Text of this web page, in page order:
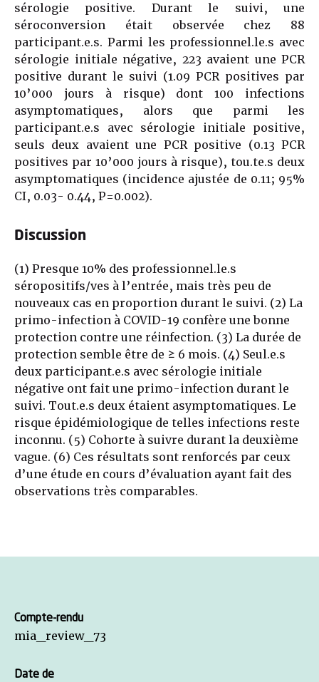
sérologie positive. Durant le suivi, une
séroconversion était observée chez 88
participant.e.s. Parmi les professionnel.le.s avec
sérologie initiale négative, 223 avaient une PCR
positive durant le suivi (1.09 PCR positives par
10’000 jours à risque) dont 100 infections
asymptomatiques, alors que parmi les
participant.e.s avec sérologie initiale positive,
seuls deux avaient une PCR positive (0.13 PCR
positives par 10’000 jours à risque), tou.te.s deux
asymptomatiques (incidence ajustée de 0.11; 95%
CI, 0.03- 0.44, P=0.002).
Discussion
(1) Presque 10% des professionnel.le.s
séropositifs/ves à l’entrée, mais très peu de
nouveaux cas en proportion durant le suivi. (2) La
primo-infection à COVID-19 confère une bonne
protection contre une réinfection. (3) La durée de
protection semble être de ≥ 6 mois. (4) Seul.e.s
deux participant.e.s avec sérologie initiale
négative ont fait une primo-infection durant le
suivi. Tout.e.s deux étaient asymptomatiques. Le
risque épidémiologique de telles infections reste
inconnu. (5) Cohorte à suivre durant la deuxième
vague. (6) Ces résultats sont renforcés par ceux
d’une étude en cours d’évaluation ayant fait des
observations très comparables.
Compte-rendu
mia_review_73
Date de